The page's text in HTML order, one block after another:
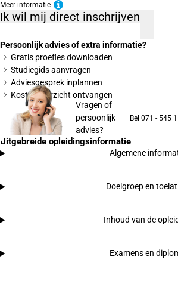
Meer informatie
Ik wil mij direct inschrijven
Persoonlijk advies of extra informatie?
Gratis proefles downloaden
Studiegids aanvragen
Adviesgesprek inplannen
Kostenoverzicht ontvangen
Vragen of
persoonlijk
advies?
Bel 071 - 545
Uitgebreide opleidingsinformatie
Algemene
Doelgroep en
Inhoud van de
Examens en